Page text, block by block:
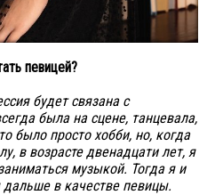
певицей?
будет связана с
была на сцене, танцевала,
было просто хобби, но, когда
в возрасте двенадцати лет, я
музыкой. Тогда я и
дальше в качестве певицы.